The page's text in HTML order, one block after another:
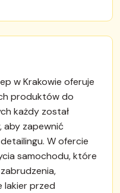
w Krakowie oferuje
produktów do
każdy został
aby zapewnić
W ofercie
samochodu, które
lakier przed